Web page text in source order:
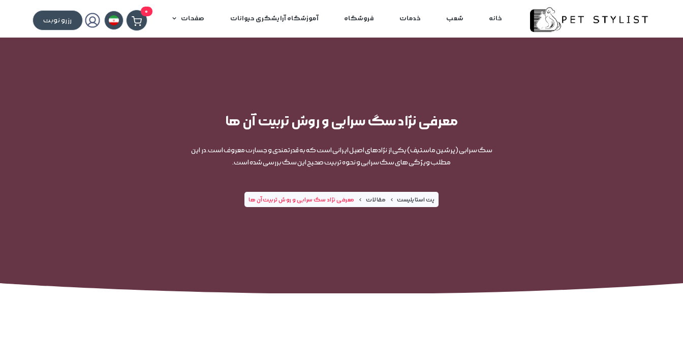
0
رزرو نوبت خانه شعب خدمات فروشگاه آموزشگاه آرایشگری حیوانات صفحات
معرفی نژاد سگ سرابی و روش تربیت آن ها
سگ سرابی (پرشین ماستیف) یکی از نژادهای اصیل ایرانی است که به قدرتمندی و جسارت معروف است.در این
مطلب ویژگی های سگ سرابی و نحوه تربیت صحیح این سگ بررسی شده است.
پت استایلیست مقالات معرفی نژاد سگ سرابی و روش تربیت آن ها